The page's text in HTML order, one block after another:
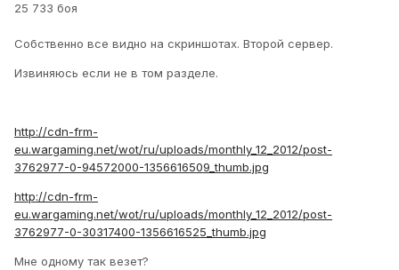
25 733 боя
Собственно все видно на скриншотах. Второй сервер.
Извиняюсь если не в том разделе.
http://cdn-frm-
eu.wargaming.net/wot/ru/uploads/monthly_12_2012/post-
3762977-0-94572000-1356616509_thumb.jpg
http://cdn-frm-
eu.wargaming.net/wot/ru/uploads/monthly_12_2012/post-
3762977-0-30317400-1356616525_thumb.jpg
Мне одному так везет?